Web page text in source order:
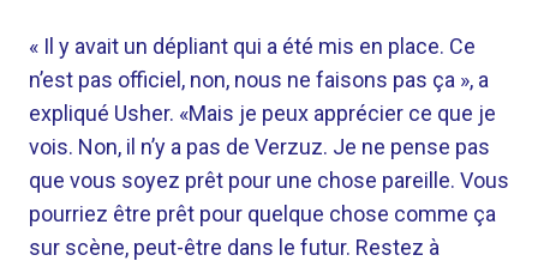
« Il y avait un dépliant qui a été mis en place. Ce
n’est pas officiel, non, nous ne faisons pas ça », a
expliqué Usher. «Mais je peux apprécier ce que je
vois. Non, il n’y a pas de Verzuz. Je ne pense pas
que vous soyez prêt pour une chose pareille. Vous
pourriez être prêt pour quelque chose comme ça
sur scène, peut-être dans le futur. Restez à